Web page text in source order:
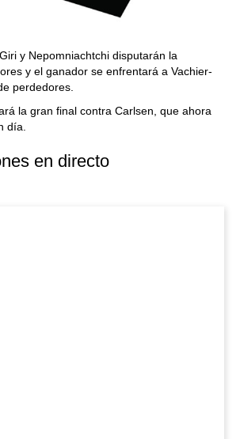
y Nepomniachtchi disputarán la
y el ganador se enfrentará a Vachier-
perdedores.
la gran final contra Carlsen, que ahora
día.
en directo